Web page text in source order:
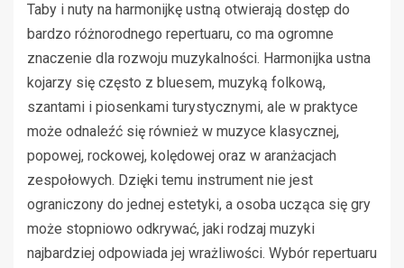
Taby i nuty na harmonijkę ustną otwierają dostęp do
bardzo różnorodnego repertuaru, co ma ogromne
znaczenie dla rozwoju muzykalności. Harmonijka ustna
kojarzy się często z bluesem, muzyką folkową,
szantami i piosenkami turystycznymi, ale w praktyce
może odnaleźć się również w muzyce klasycznej,
popowej, rockowej, kolędowej oraz w aranżacjach
zespołowych. Dzięki temu instrument nie jest
ograniczony do jednej estetyki, a osoba ucząca się gry
może stopniowo odkrywać, jaki rodzaj muzyki
najbardziej odpowiada jej wrażliwości. Wybór repertuaru